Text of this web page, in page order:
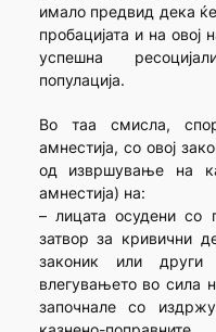
имало предвид дека
пробацијата и на овој
успешна
популација.
Во таа смисла,
амнестија, со овој
од извршување на
амнестија) на:
– лицата осудени со
затвор за кривични
законик или
влегувањето во сила
започнале со